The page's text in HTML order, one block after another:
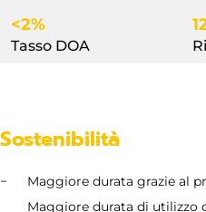
<2%
Tasso DOA
Sostenibilità
Maggiore durata grazie al
Maggiore durata di utilizzo